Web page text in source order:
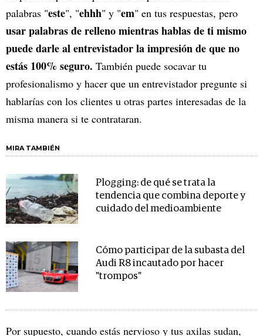
palabras "este", "ehhh" y "em" en tus respuestas, pero
usar palabras de relleno mientras hablas de ti mismo
puede darle al entrevistador la impresión de que no
estás 100% seguro. También puede socavar tu
profesionalismo y hacer que un entrevistador pregunte si
hablarías con los clientes u otras partes interesadas de la
misma manera si te contrataran.
MIRA TAMBIÉN
Plogging: de qué se trata la
tendencia que combina deporte y
cuidado del medioambiente
Cómo participar de la subasta del
Audi R8 incautado por hacer
"trompos"
Por supuesto, cuando estás nervioso y tus axilas sudan,